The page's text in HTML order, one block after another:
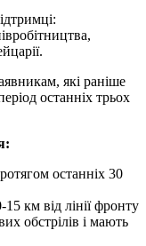
які раніше
останніх трьох
останніх 30
км від лінії фронту
обстрілів і мають